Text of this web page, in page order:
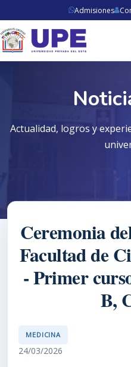
Admisiones
Actualidad, logros y
Ceremonia
Facultad de
- Primer
B,
MEDICINA
24/03/2026